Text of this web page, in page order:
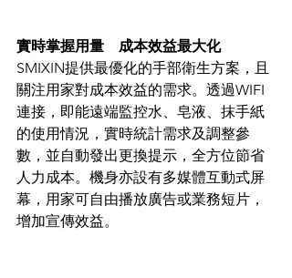
實時掌握用量　成本效益最大化
SMIXIN提供最優化的手部衛生方案，且
關注用家對成本效益的需求。透過WIFI
連接，即能遠端監控水、皂液、抹手紙
的使用情況，實時統計需求及調整參
數，並自動發出更換提示，全方位節省
人力成本。機身亦設有多媒體互動式屏
幕，用家可自由播放廣告或業務短片，
增加宣傳效益。